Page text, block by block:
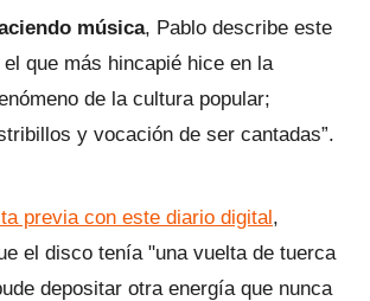
música, Pablo describe este
que más hincapié hice en la
de la cultura popular;
y vocación de ser cantadas”.
previa con este diario digital,
el disco tenía "una vuelta de tuerca
depositar otra energía que nunca